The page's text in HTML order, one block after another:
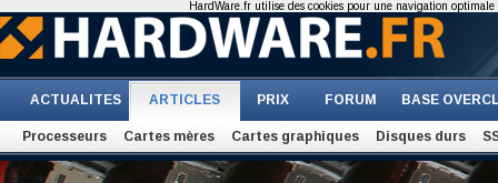
ACTUALITES ARTICLES PRIX FORUM BASE
Processeurs Cartes mères Cartes graphiques Disques durs
HardWare.fr utilise des cookies pour une navigation